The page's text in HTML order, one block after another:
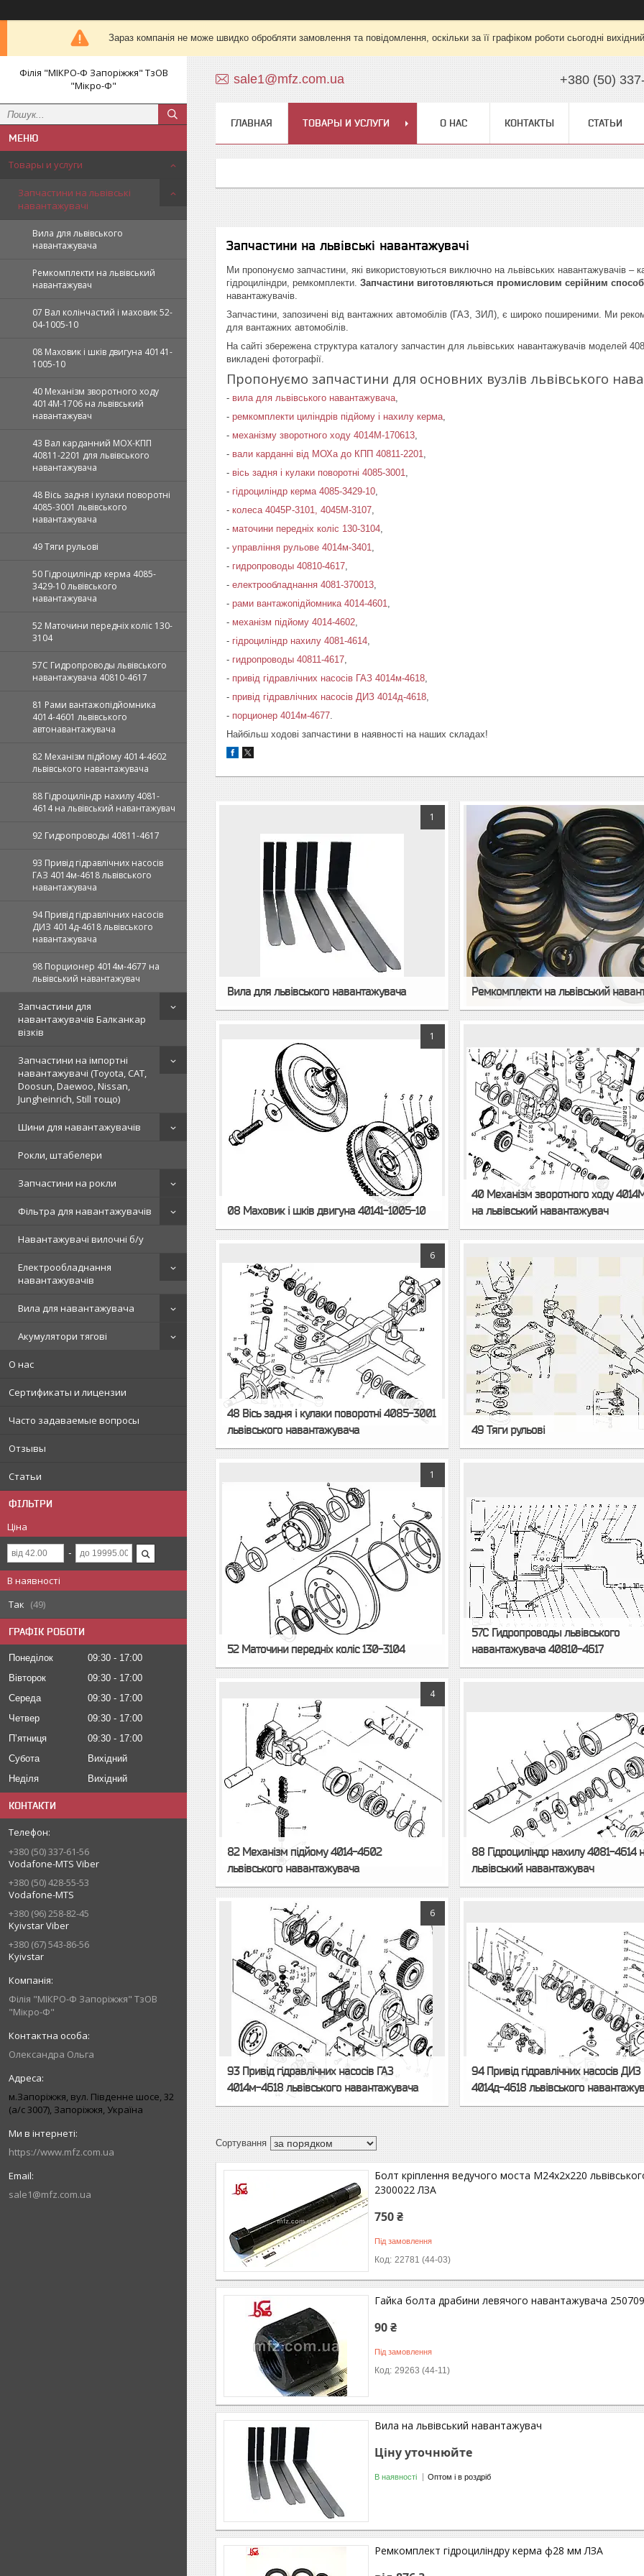
Зараз компанія не може швидко обробляти замовлення та повідомлення, оскільки за її графіком роботи сьогодні
Філія "МІКРО-Ф Запоріжжя" ТзОВ
"Мікро-Ф"
Товары и услуги
Запчастини на львівські
навантажувачі
Вила для львівського
навантажувача
Ремкомплекти на львівський
навантажувач
07 Вал колінчастий і маховик 52-
04-1005-10
08 Маховик і шків двигуна 40141-
1005-10
40 Механізм зворотного ходу
4014М-1706 на львівський
навантажувач
43 Вал карданний МОХ-КПП
40811-2201 для львівського
навантажувача
48 Вісь задня і кулаки поворотні
4085-3001 львівського
навантажувача
49 Тяги рульові
50 Гідроциліндр керма 4085-
3429-10 львівського
навантажувача
52 Маточини передніх коліс 130-
3104
57С Гидропроводы львівського
навантажувача 40810-4617
81 Рами вантажопідйомника
4014-4601 львівського
автонавантажувача
82 Механізм підйому 4014-4602
львівського навантажувача
88 Гідроциліндр нахилу 4081-
4614 на львівський навантажувач
92 Гидропроводы 40811-4617
93 Привід гідравлічних насосів
ГАЗ 4014м-4618 львівського
навантажувача
94 Привід гідравлічних насосів
ДИЗ 4014д-4618 львівського
навантажувача
98 Порционер 4014м-4677 на
львівський навантажувач
Запчастини для
навантажувачів Балканкар
візків
Запчастини на імпортні
навантажувачі (Toyota, CAT,
Doosun, Daewoo, Nissan,
Jungheinrich, Still тощо)
Шини для навантажувачів
Рокли, штабелери
Запчастини на рокли
Фільтра для навантажувачів
Навантажувачі вилочні б/у
Електрообладнання
навантажувачів
Вила для навантажувача
Акумулятори тягові
О нас
Сертификаты и лицензии
Часто задаваемые вопросы
Отзывы
Статьи
ФІЛЬТРИ
Ціна
В наявності
Так
49
ГРАФІК РОБОТИ
Понеділок 09:30
17:00
Вівторок
09:30
17:00
Середа
09:30
17:00
Четвер
09:30
17:00
Пʼятниця
09:30
17:00
Субота
Вихідний
Неділя
Вихідний
КОНТАКТИ
+380 (50) 337-61-56
Vodafone-MTS Viber
+380 (50) 428-55-53
Vodafone-MTS
+380 (96) 258-82-45
Kyivstar Viber
+380 (67) 543-86-56
Kyivstar
Філія "МІКРО-Ф Запоріжжя" ТзОВ
"Мікро-Ф"
Олександра Ольга
м.Запоріжжя, вул. Південне шосе, 32
(а/с 3007), Запоріжжя, Україна
https://www.mfz.com.ua
sale1@mfz.com.ua
sale1@mfz.com.ua +380 (50)
ГЛАВНАЯ ТОВАРЫ И УСЛУГИ О НАС КОНТАКТЫ СТАТЬИ
Запчастини на львівські навантажувачі
Ми пропонуємо запчастини, які використовуються виключно на львівських навантажувачів –
гідроциліндри, ремкомплекти. Запчастини виготовляються промисловим серійним
навантажувачів.
Запчастини, запозичені від вантажних автомобілів (ГАЗ, ЗИЛ), є широко поширеними. Ми
для вантажних автомобілів.
На сайті збережена структура каталогу запчастин для львівських навантажувачів моделей
викладені фотографії.
Пропонуємо запчастини для основних вузлів львівського
- вила для львівського навантажувача,
- ремкомплекти циліндрів підйому і нахилу керма,
- механізму зворотного ходу 4014М-170613,
- вали карданні від МОХа до КПП 40811-2201,
- вісь задня і кулаки поворотні 4085-3001,
- гідроциліндр керма 4085-3429-10,
- колеса 4045Р-3101, 4045М-3107,
- маточини передніх коліс 130-3104,
- управління рульове 4014м-3401,
- гидропроводы 40810-4617,
- електрообладнання 4081-370013,
- рами вантажопідйомника 4014-4601,
- механізм підйому 4014-4602,
- гідроциліндр нахилу 4081-4614,
- гидропроводы 40811-4617,
- привід гідравлічних насосів ГАЗ 4014м-4618,
- привід гідравлічних насосів ДИЗ 4014д-4618,
- порционер 4014м-4677.
Найбільш ходові запчастини в наявності на наших складах!
1
Вила для львівського навантажувача Ремкомплекти на львівський
1
08 Маховик і шків двигуна 40141-1005-10
40 Механізм зворотного ходу
на львівський навантажувач
6
48 Вісь задня і кулаки поворотні 4085-3001
львівського навантажувача
49 Тяги рульові
1
52 Маточини передніх коліс 130-3104
57С Гидропроводы львівського
навантажувача 40810-4617
4
82 Механізм підйому 4014-4602
львівського навантажувача
88 Гідроциліндр нахилу 4081-4614
львівський навантажувач
6
93 Привід гідравлічних насосів ГАЗ
4014м-4618 львівського навантажувача
94 Привід гідравлічних насосів ДИЗ
4014д-4618 львівського
Болт кріплення ведучого моста М24х2х220
2300022 ЛЗА
750 ₴
Під замовлення
22781 (44-03)
Гайка болта драбини левячого навантажувача
90 ₴
Під замовлення
29263 (44-11)
Вила на львівський навантажувач
Ціну уточнюйте
В наявності Оптом і в роздріб
Ремкомплект гідроциліндру керма ф28 мм ЛЗА